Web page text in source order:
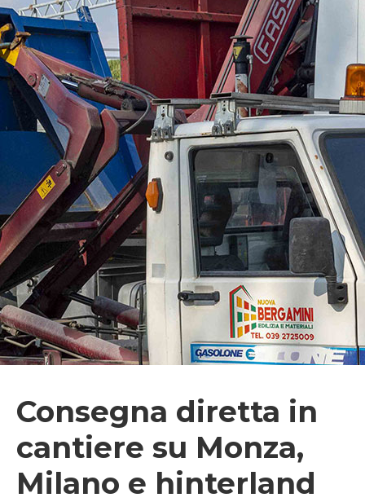
Consegna diretta in
cantiere su Monza,
Milano e hinterland